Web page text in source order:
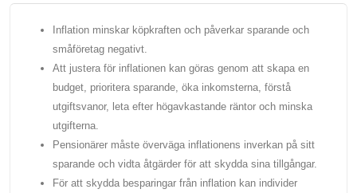
Inflation minskar köpkraften och påverkar sparande och
småföretag negativt.
Att justera för inflationen kan göras genom att skapa en
budget, prioritera sparande, öka inkomsterna, förstå
utgiftsvanor, leta efter högavkastande räntor och minska
utgifterna.
Pensionärer måste överväga inflationens inverkan på sitt
sparande och vidta åtgärder för att skydda sina tillgångar.
För att skydda besparingar från inflation kan individer